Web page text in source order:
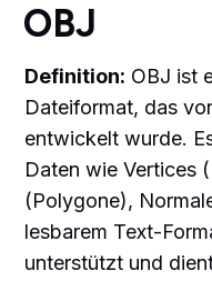
OBJ
Definition: OBJ ist
Dateiformat, das
entwickelt wurde.
Daten wie Vertices
(Polygone),
lesbarem Text-
unterstützt und